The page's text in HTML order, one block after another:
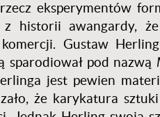
rzecz eksperymentów
historii awangardy,
Gustaw
pod nazwą
jest pewien
że karykatura